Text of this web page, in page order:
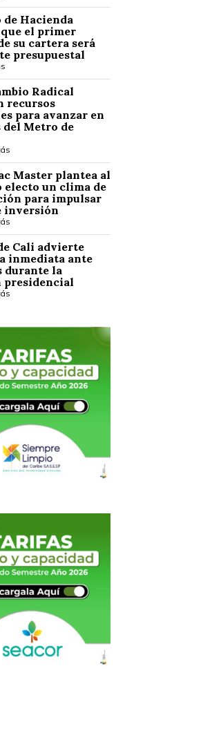
Hacienda
el primer
su cartera será
presupuestal
Radical
recursos
para avanzar en
del Metro de
Master plantea al
electo un clima de
para impulsar
inversión
Cali advierte
inmediata ante
durante la
presidencial